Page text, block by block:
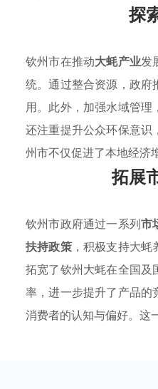
探
钦州市在推动大蚝产业发
统。通过整合资源，政府
用。此外，加强水域管
还注重提升公众环保意
州市不仅促进了本地经济
拓展
钦州市政府通过一系列市
扶持政策，积极支持大蚝
拓宽了钦州大蚝在全国
率，进一步提升了产品
消费者的认知与偏好。这